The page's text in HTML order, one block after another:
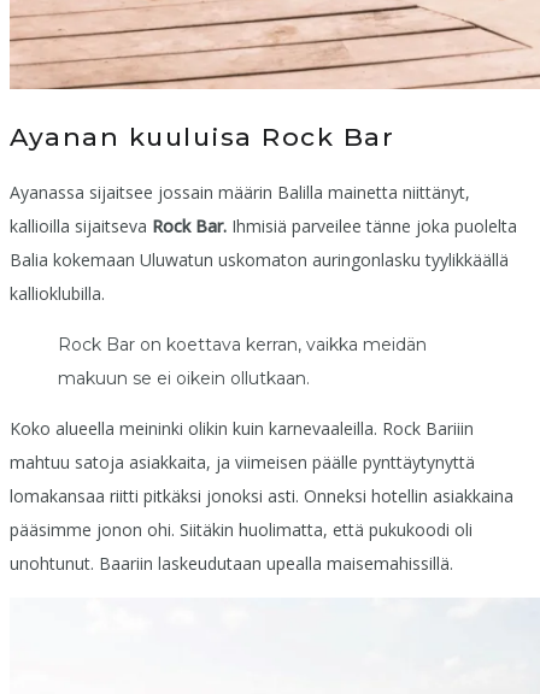
Ayanan kuuluisa Rock Bar
Ayanassa sijaitsee jossain määrin Balilla mainetta niittänyt,
kallioilla sijaitseva Rock Bar. Ihmisiä parveilee tänne joka puolelta
Balia kokemaan Uluwatun uskomaton auringonlasku tyylikkäällä
kallioklubilla.
Rock Bar on koettava kerran, vaikka meidän
makuun se ei oikein ollutkaan.
Koko alueella meininki olikin kuin karnevaaleilla. Rock Bariiin
mahtuu satoja asiakkaita, ja viimeisen päälle pynttäytynyttä
lomakansaa riitti pitkäksi jonoksi asti. Onneksi hotellin asiakkaina
pääsimme jonon ohi. Siitäkin huolimatta, että pukukoodi oli
unohtunut. Baariin laskeudutaan upealla maisemahissillä.